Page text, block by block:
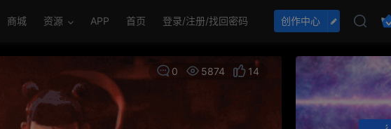
商城 资源 APP 首页 登录/注册/找回密码 创作中心
0 5874 14